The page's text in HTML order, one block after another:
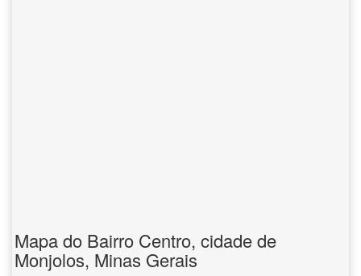
Mapa do Bairro Centro, cidade de
Monjolos, Minas Gerais